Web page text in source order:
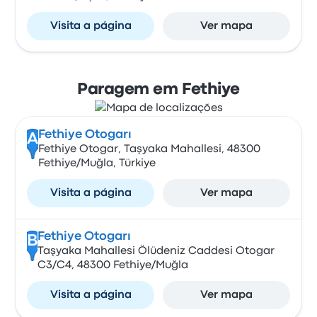
Visita a página Ver mapa
Paragem em Fethiye
A Fethiye Otogarı
Fethiye Otogar, Taşyaka Mahallesi, 48300
Fethiye/Muğla, Türkiye
Visita a página Ver mapa
B Fethiye Otogarı
Taşyaka Mahallesi Ölüdeniz Caddesi Otogar
C3/C4, 48300 Fethiye/Muğla
Visita a página Ver mapa